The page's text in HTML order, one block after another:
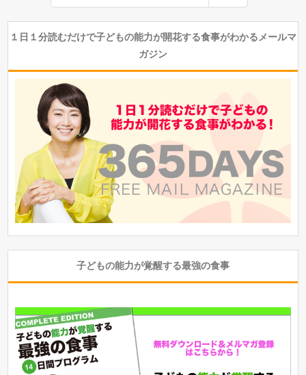
１日１分読むだけで子どもの能力が開花する食事がわかるメールマ
ガジン
子どもの能力が覚醒する最強の食事